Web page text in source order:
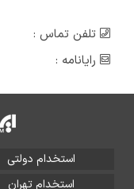
تلفن تماس :
رایانامه :
استخدام دولتی
استخدام تهران